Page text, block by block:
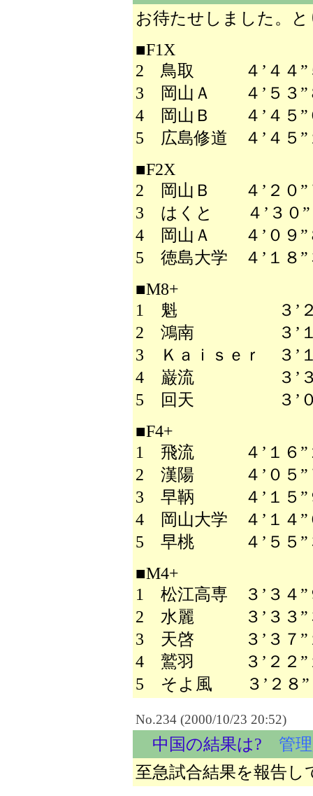
お待たせしました。
■F1X
2 鳥取 ４’４４”
3 岡山Ａ ４’５３”
4 岡山Ｂ ４’４５”
5 広島修道 ４’４５
■F2X
2 岡山Ｂ ４’２０”
3 はくと ４’３０
4 岡山Ａ ４’０９”
5 徳島大学 ４’１８
■M8+
1 魁 ３’２６
2 鴻南 ３’１
3 Ｋａｉｓｅｒ ３’
4 巌流 ３’３
5 回天 ３’０
■F4+
1 飛流 ４’１６”
2 漢陽 ４’０５”
3 早鞆 ４’１５”
4 岡山大学 ４’１４
5 早桃 ４’５５”
■M4+
1 松江高専 ３’３４
2 水麗 ３’３３”
3 天啓 ３’３７”
4 鷲羽 ３’２２”
5 そよ風 ３’２８
No.234 (2000/10/23 20:52)
中国の結果は?
管
至急試合結果を報告し